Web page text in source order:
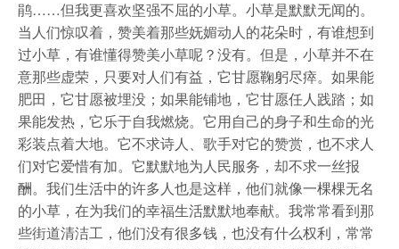
鹃……但我更喜欢坚强不屈的小草。小草是默默无闻的。
当人们惊叹着，赞美着那些妩媚动人的花朵时，有谁想到
过小草，有谁懂得赞美小草呢？没有。但是，小草并不在
意那些虚荣，只要对人们有益，它甘愿鞠躬尽瘁。如果能
肥田，它甘愿被埋没；如果能铺地，它甘愿任人践踏；如
果能发热，它乐于自我燃烧。它用自己的身子和生命的光
彩装点着大地。它不求诗人、歌手对它的赞赏，也不求人
们对它爱惜有加。它默默地为人民服务，却不求一丝报
酬。我们生活中的许多人也是这样，他们就像一棵棵无名
的小草，在为我们的幸福生活默默地奉献。我常常看到那
些街道清洁工，他们没有很多钱，也没有什么权利，常常